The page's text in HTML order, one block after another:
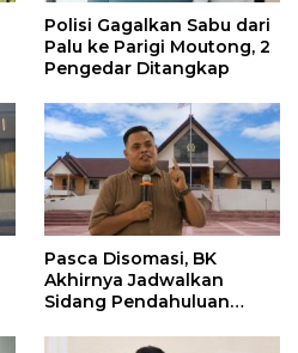
Polisi Gagalkan Sabu dari
Palu ke Parigi Moutong, 2
Pengedar Ditangkap
Pasca Disomasi, BK
Akhirnya Jadwalkan
Sidang Pendahuluan